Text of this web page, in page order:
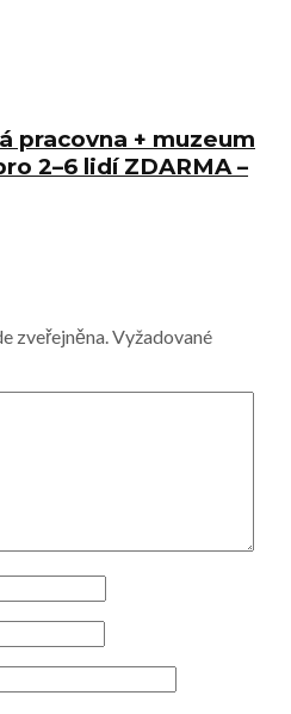
pracovna + muzeum
2–6 lidí ZDARMA –
zveřejněna.Vyžadované